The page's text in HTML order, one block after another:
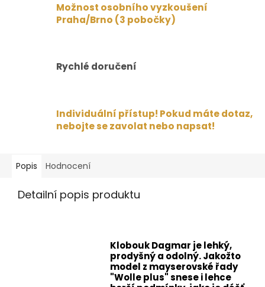
Možnost osobního vyzkoušení
Praha/Brno (3 pobočky)
Rychlé doručení
Individuální přístup! Pokud máte dotaz,
nebojte se zavolat nebo napsat!
Popis Hodnocení
Detailní popis produktu
Klobouk Dagmar je lehký,
prodyšný a odolný. Jakožto
model z mayserovské řady
"Wolle plus" snese i lehce